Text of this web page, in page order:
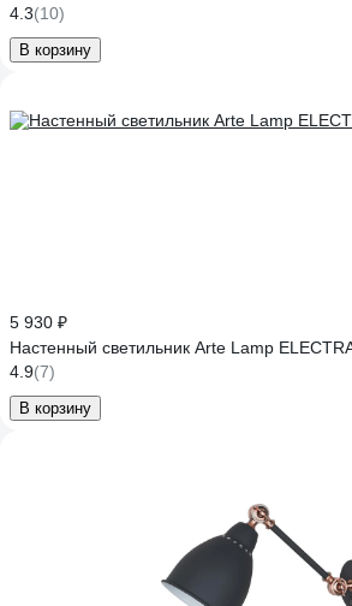
4.3(10)
В корзину
5 930 ₽
Настенный светильник Arte Lamp
4.9(7)
В корзину